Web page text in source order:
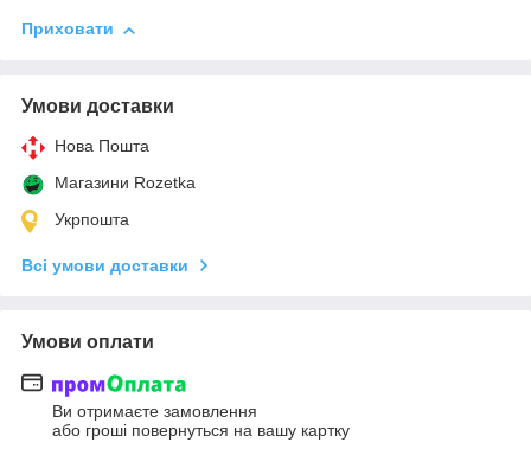
Приховати
Умови доставки
Нова Пошта
Магазини Rozetka
Укрпошта
Всі умови доставки
Умови оплати
Ви отримаєте замовлення
або гроші повернуться на вашу картку